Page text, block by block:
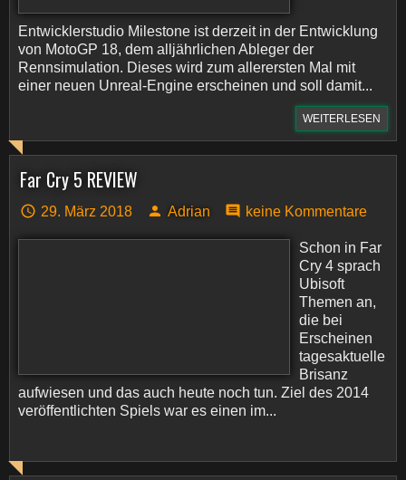
Entwicklerstudio Milestone ist derzeit in der Entwicklung
von MotoGP 18, dem alljährlichen Ableger der
Rennsimulation. Dieses wird zum allerersten Mal mit
einer neuen Unreal-Engine erscheinen und soll damit...
WEITERLESEN
Far Cry 5 REVIEW
29. März 2018 Adrian keine Kommentare
Schon in Far
Cry 4 sprach
Ubisoft
Themen an,
die bei
Erscheinen
tagesaktuelle
Brisanz
aufwiesen und das auch heute noch tun. Ziel des 2014
veröffentlichten Spiels war es einen im...